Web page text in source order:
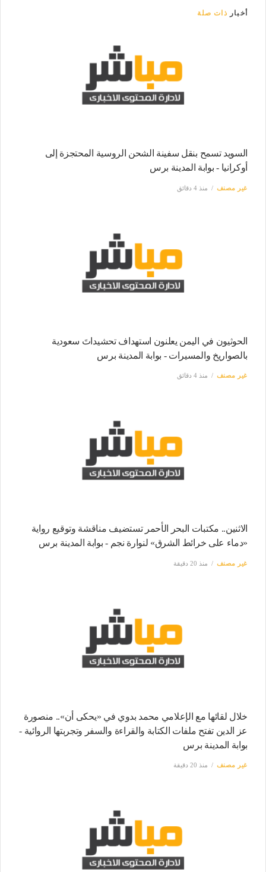
أخبار ذات صلة
السويد تسمح بنقل سفينة الشحن الروسية المحتجزة إلى
أوكرانيا - بوابة المدينة برس
غير مصنف منذ 4 دقائق
الحوثيون في اليمن يعلنون استهداف تحشيداتَ سعودية
بالصواريخ والمسيرات - بوابة المدينة برس
غير مصنف منذ 4 دقائق
الاثنين.. مكتبات البحر الأحمر تستضيف مناقشة وتوقيع رواية
«دماء على خرائط الشرق» لنوارة نجم - بوابة المدينة برس
غير مصنف منذ 20 دقيقة
خلال لقائها مع الإعلامي محمد بدوي في «يحكى أن».. منصورة
عز الدين تفتح ملفات الكتابة والقراءة والسفر وتجربتها الروائية -
بوابة المدينة برس
غير مصنف منذ 20 دقيقة